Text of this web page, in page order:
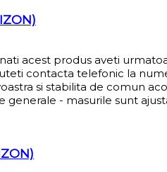
acest produs aveti
contacta telefonic la
si stabilita de comun
- masurile sunt